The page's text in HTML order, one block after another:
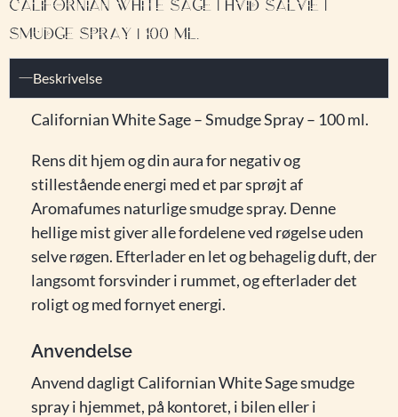
CALIFORNIAN WHITE SAGE | HVID SALVIE |
SMUDGE SPRAY | 100 ML.
Beskrivelse
Californian White Sage – Smudge Spray – 100 ml.
Rens dit hjem og din aura for negativ og
stillestående energi med et par sprøjt af
Aromafumes naturlige smudge spray. Denne
hellige mist giver alle fordelene ved røgelse uden
selve røgen. Efterlader en let og behagelig duft, der
langsomt forsvinder i rummet, og efterlader det
roligt og med fornyet energi.
Anvendelse
Anvend dagligt Californian White Sage smudge
spray i hjemmet, på kontoret, i bilen eller i